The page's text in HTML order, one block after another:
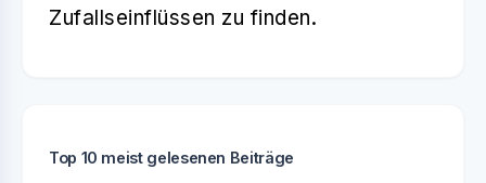
Zufallseinflüssen zu finden.
Top 10 meist gelesenen Beiträge